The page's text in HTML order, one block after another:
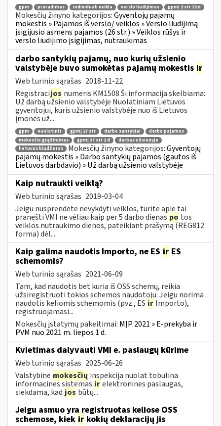
gpm praradimas individuali veikla verslo liudijimas gpmį 2 str 22 d
Mokesčių žinyno kategorijos:Gyventojų pajamų
mokestis » Pajamos iš verslo/ veiklos » Verslo liudijimą
įsigijusio asmens pajamos (26 str.) » Veiklos rūšys ir
verslo liudijimo įsigijimas, nutraukimas
darbo santykių pajamų, nuo kurių užsienio
valstybėje buvo sumokėtas pajamų mokestis ir
Web turinio sąrašas 2018-11-22
Registracijos numeris KM1508 Ši informacija skelbiama:
Už darbą užsienio valstybėje Nuolatiniam Lietuvos
gyventojui, kuris užsienio valstybėje nuo iš Lietuvos
įmonės už...
gpm nuolatinis gpmį 27 str darbo santykiai
darbo pajamos
mokesčio grąžinimas
gpmį 37 str 1 d
darbas užsienyje
lietuvos biudžetas
Mokesčių žinyno kategorijos:Gyventojų
pajamų mokestis » Darbo santykių pajamos (gautos iš
Lietuvos darbdavio) » Už darbą užsienio valstybėje
Kaip nutraukti veiklą?
Web turinio sąrašas 2019-03-04
Jeigu nusprendėte nevykdyti veiklos, turite apie tai
pranešti VMI ne vėliau kaip per 5 darbo dienas po tos
veiklos nutraukimo dienos, pateikiant prašymą (REG812
forma) dėl...
Kaip galima naudotis Importo, ne ES ir ES
schemomis?
Web turinio sąrašas 2021-06-09
Tam, kad naudotis bet kuria iš OSS schemų, reikia
užsiregistruoti tokios schemos naudotoju. Jeigu norima
naudotis keliomis schemomis (pvz., ES ir Importo),
registruojamasi...
Mokesčių įstatymų pakeitimai: MĮP 2021 » E-prekyba ir
PVM nuo 2021 m. liepos 1 d.
Kvietimas dalyvauti VMI e. paslaugų kūrime
Web turinio sąrašas 2025-06-26
Valstybinė mokesčių inspekcija nuolat tobulina
informacines sistemas irelektronines paslaugas,
siekdama, kad jos būtų...
Jeigu asmuo yra registruotas keliose OSS
schemose, kiek ir kokių deklaracijų jis